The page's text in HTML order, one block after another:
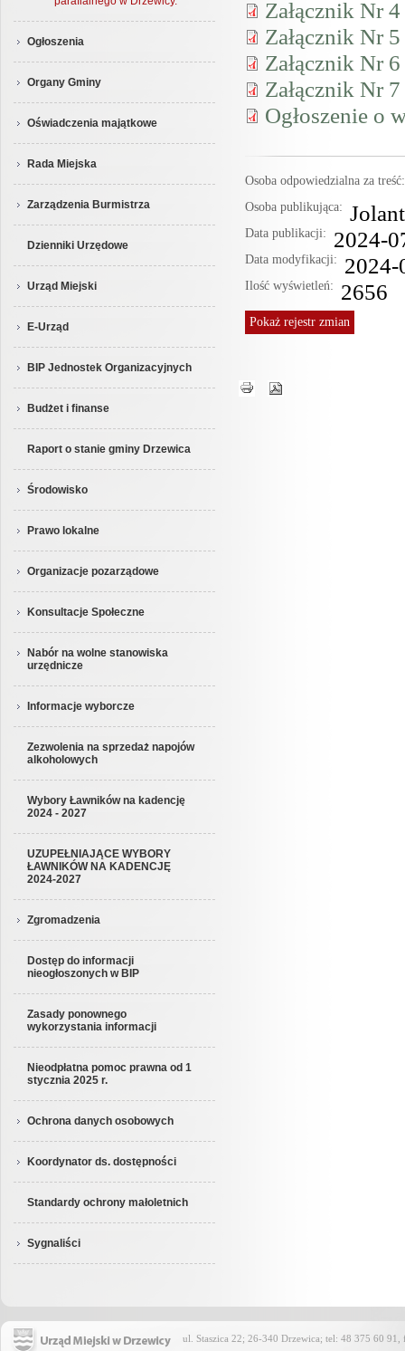
Ogłoszenia
Organy Gminy
Oświadczenia majątkowe
Rada Miejska
Zarządzenia Burmistrza
Dzienniki Urzędowe
Urząd Miejski
E-Urząd
BIP Jednostek Organizacyjnych
Budżet i finanse
Raport o stanie gminy Drzewica
Środowisko
Prawo lokalne
Organizacje pozarządowe
Konsultacje Społeczne
Nabór na wolne stanowiska
urzędnicze
Informacje wyborcze
Zezwolenia na sprzedaż napojów
alkoholowych
Wybory Ławników na kadencję
2024 - 2027
UZUPEŁNIAJĄCE WYBORY
ŁAWNIKÓW NA KADENCJĘ
2024-2027
Zgromadzenia
Dostęp do informacji
nieogłoszonych w BIP
Zasady ponownego
wykorzystania informacji
Nieodpłatna pomoc prawna od 1
stycznia 2025 r.
Ochrona danych osobowych
Koordynator ds. dostępności
Standardy ochrony małoletnich
Sygnaliści
Załącznik Nr
Załącznik Nr
Załącznik Nr
Załącznik Nr
Ogłoszenie o
Osoba odpowiedzialna za
Osoba publikująca:
Data publikacji: 2024-
Data modyfikacji: 2024-
Ilość wyświetleń: 2656
Pokażrejestr zmian
ul. Staszica 22; 26-340 Drzewica; tel: 48 375 60